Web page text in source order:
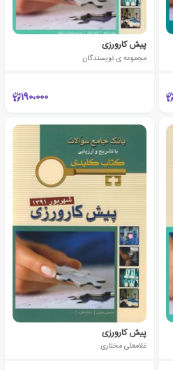
پیش کارورزی
مجموعه ی نویسندگان
190،000
پیش کارورزی
غلامعلی مختاری